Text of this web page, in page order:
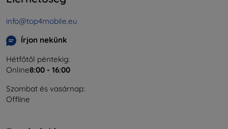
info@top4mobile.eu
Írjon nekünk
Hétfőtől péntekig:
Online8:00 - 16:00
Szombat és vasárnap:
Offline